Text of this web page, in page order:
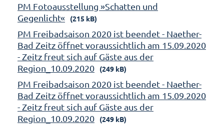
PM Fotoausstellung »Schatten und
Gegenlicht«
(215 kB)
PM Freibadsaison 2020 ist beendet - Naether-
Bad Zeitz öffnet voraussichtlich am 15.09.2020
- Zeitz freut sich auf Gäste aus der
Region_10.09.2020
(249 kB)
PM Freibadsaison 2020 ist beendet - Naether-
Bad Zeitz öffnet voraussichtlich am 15.09.2020
- Zeitz freut sich auf Gäste aus der
Region_10.09.2020
(249 kB)